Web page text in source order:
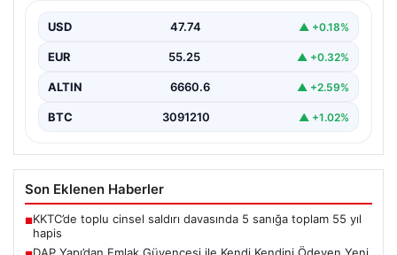
çeken DAP Gayrimenkul Geliştirme, müşterilerine
sunduğu yeni yaşam modeliyle…
USD 47.74 ▲ +0.18%
EUR 55.25 ▲ +0.32%
ALTIN 6660.6 ▲ +2.59%
BTC 3091210 ▲ +1.02%
Son Eklenen Haberler
■KKTC’de toplu cinsel saldırı davasında 5 sanığa toplam 55 yıl
hapis